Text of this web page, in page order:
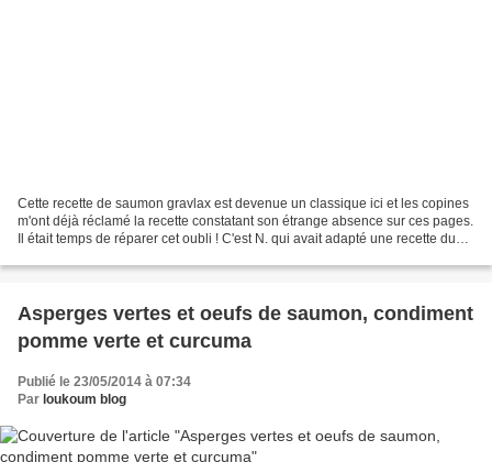
Cette recette de saumon gravlax est devenue un classique ici et les copines
m'ont déjà réclamé la recette constatant son étrange absence sur ces pages.
Il était temps de réparer cet oubli ! C'est N. qui avait adapté une recette du
Asperges vertes et oeufs de saumon, condiment
pomme verte et curcuma
Publié le 23/05/2014 à 07:34
Par loukoum blog